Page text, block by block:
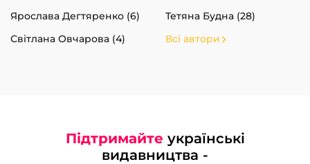
Ярослава Дегтяренко (6)
Тетяна Будна (28)
Світлана Овчарова (4)
Всі автори
Підтримайте українські
видавництва -